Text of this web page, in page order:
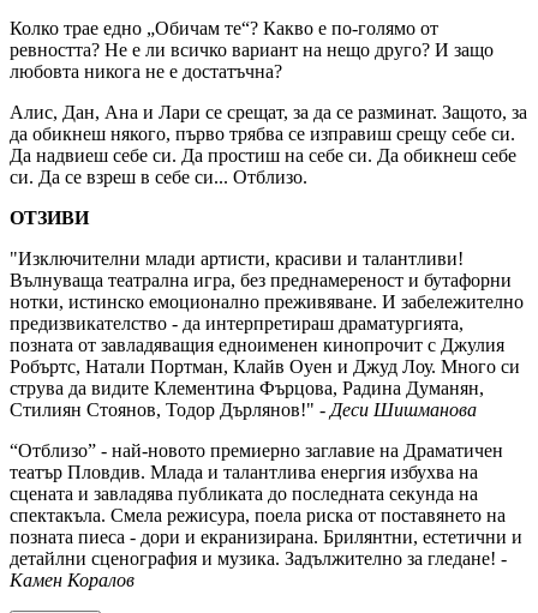
Колко трае едно „Обичам те“? Какво е по-голямо от
ревността? Не е ли всичко вариант на нещо друго? И защо
любовта никога не е достатъчна?
Алис, Дан, Ана и Лари се срещат, за да се разминат. Защото, за
да обикнеш някого, първо трябва се изправиш срещу себе си.
Да надвиеш себе си. Да простиш на себе си. Да обикнеш себе
си. Да се взреш в себе си... Отблизо.
ОТЗИВИ
"Изключителни млади артисти, красиви и талантливи!
Вълнуваща театрална игра, без преднамереност и бутафорни
нотки, истинско емоционално преживяване. И забележително
предизвикателство - да интерпретираш драматургията,
позната от завладяващия едноименен кинопрочит с Джулия
Робъртс, Натали Портман, Клайв Оуен и Джуд Лоу. Много си
струва да видите Клементина Фърцова, Радина Думанян,
Стилиян Стоянов, Тодор Дърлянов!" - Деси Шишманова
“Отблизо” - най-новото премиерно заглавие на Драматичен
театър Пловдив. Млада и талантлива енергия избухва на
сцената и завладява публиката до последната секунда на
спектакъла. Смела режисура, поела риска от поставянето на
позната пиеса - дори и екранизирана. Брилянтни, естетични и
детайлни сценография и музика. Задължително за гледане! -
Камен Коралов